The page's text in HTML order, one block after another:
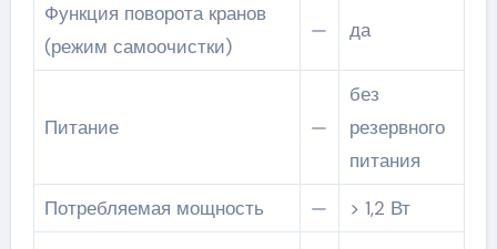
Функция поворота кранов
(режим самоочистки)
— да
Питание —
без
резервного
питания
Потребляемая мощность
—
> 1,2 Вт